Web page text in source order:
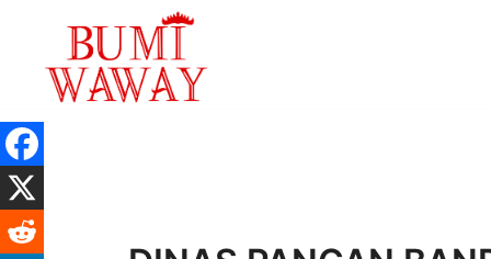
konten